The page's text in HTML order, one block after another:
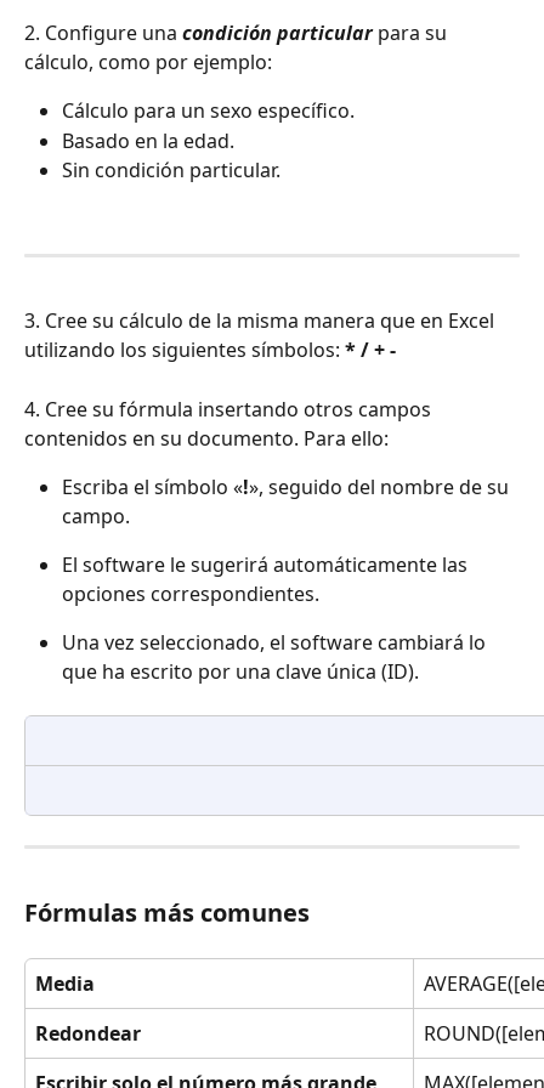
2. Configure una condición particular para su
cálculo, como por ejemplo:
Cálculo para un sexo específico.
Basado en la edad.
Sin condición particular.
3. Cree su cálculo de la misma manera que en Excel
utilizando los siguientes símbolos: * / + -
4. Cree su fórmula insertando otros campos
contenidos en su documento. Para ello:
Escriba el símbolo «!», seguido del nombre de su
campo.
El software le sugerirá automáticamente las
opciones correspondientes.
Una vez seleccionado, el software cambiará lo
que ha escrito por una clave única (ID).
Fórmulas más comunes
Media
Redondear